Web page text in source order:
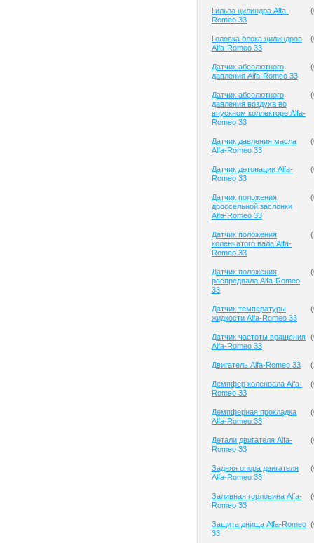
Гильза цилиндра Alfa-
Romeo 33
(
Головка блока цилиндров
Alfa-Romeo 33
(
Датчик абсолютного
давления Alfa-Romeo 33
(
Датчик абсолютного
давления воздуха во
впускном коллекторе Alfa-
Romeo 33
(
Датчик давления масла
Alfa-Romeo 33
(
Датчик детонации Alfa-
Romeo 33
(
Датчик положения
дроссельной заслонки
Alfa-Romeo 33
(
Датчик положения
коленчатого вала Alfa-
Romeo 33
(
Датчик положения
распредвала Alfa-Romeo
33
(
Датчик температуры
жидкости Alfa-Romeo 33
(
Датчик частоты вращения
Alfa-Romeo 33
(
Двигатель Alfa-Romeo 33 (
Демпфер коленвала Alfa-
Romeo 33
(
Демпферная прокладка
Alfa-Romeo 33
(
Детали двигателя Alfa-
Romeo 33
(
Задняя опора двигателя
Alfa-Romeo 33
(
Заливная горловина Alfa-
Romeo 33
(
Защита днища Alfa-Romeo
33
(